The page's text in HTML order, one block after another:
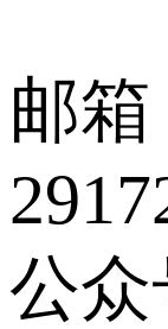
邮箱
公众